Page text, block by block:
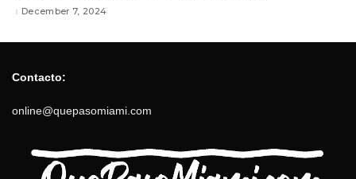
December 7, 2024
Contacto:
online@quepasomiami.com